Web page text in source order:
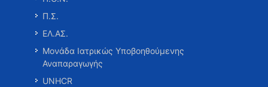
Π.Σ.
ΕΛ.ΑΣ.
Μονάδα Ιατρικώς Υποβοηθούμενης
Αναπαραγωγής
UNHCR